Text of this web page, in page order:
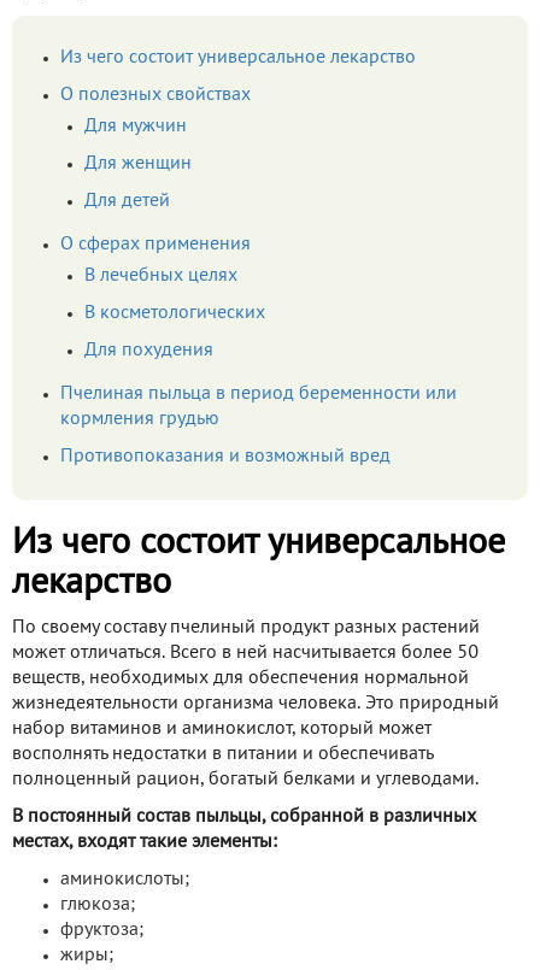
Из чего состоит универсальное лекарство
О полезных свойствах
Для мужчин
Для женщин
Для детей
О сферах применения
В лечебных целях
В косметологических
Для похудения
Пчелиная пыльца в период беременности или
кормления грудью
Противопоказания и возможный вред
Из чего состоит универсальное
лекарство
По своему составу пчелиный продукт разных растений
может отличаться. Всего в ней насчитывается более 50
веществ, необходимых для обеспечения нормальной
жизнедеятельности организма человека. Это природный
набор витаминов и аминокислот, который может
восполнять недостатки в питании и обеспечивать
полноценный рацион, богатый белками и углеводами.
В постоянный состав пыльцы, собранной в различных
местах, входят такие элементы:
аминокислоты;
глюкоза;
фруктоза;
жиры;